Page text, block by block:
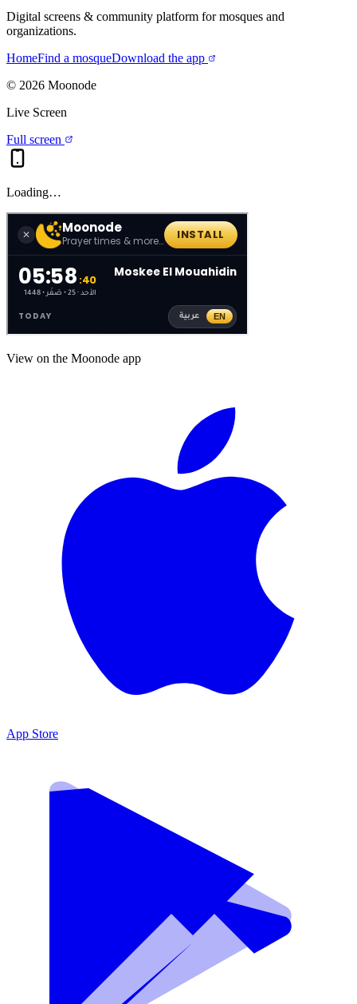
Digital screens & community platform for mosques and
organizations.
HomeFind a mosqueDownload the app
© 2026 Moonode
Live Screen
Full screen
Loading…
View on the Moonode app
App Store